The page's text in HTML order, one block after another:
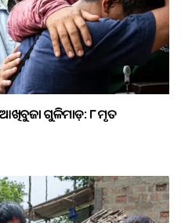
ଆଖିବୁଜା ଗୁଳିମାଡ଼: ୮ ମୃତ